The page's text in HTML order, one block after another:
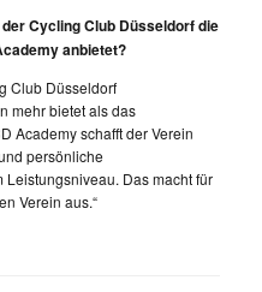
Cycling Club Düsseldorf die
anbietet?
Club Düsseldorf
mehr bietet als das
Academy schafft der Verein
persönliche
Das macht für
Verein aus.“